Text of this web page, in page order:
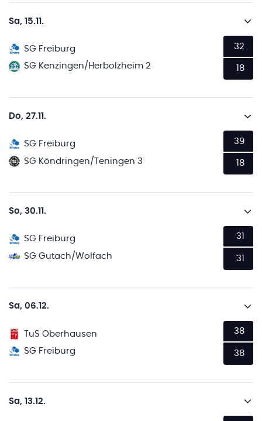
Sa, 15.11.
SG Freiburg
SG Kenzingen/Herbolzheim 2
32
18
Do, 27.11.
SG Freiburg
SG Köndringen/Teningen 3
39
18
So, 30.11.
SG Freiburg
SG Gutach/Wolfach
31
31
Sa, 06.12.
TuS Oberhausen
SG Freiburg
38
38
Sa, 13.12.